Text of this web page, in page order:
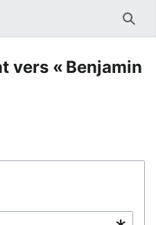
vers « Benjamin